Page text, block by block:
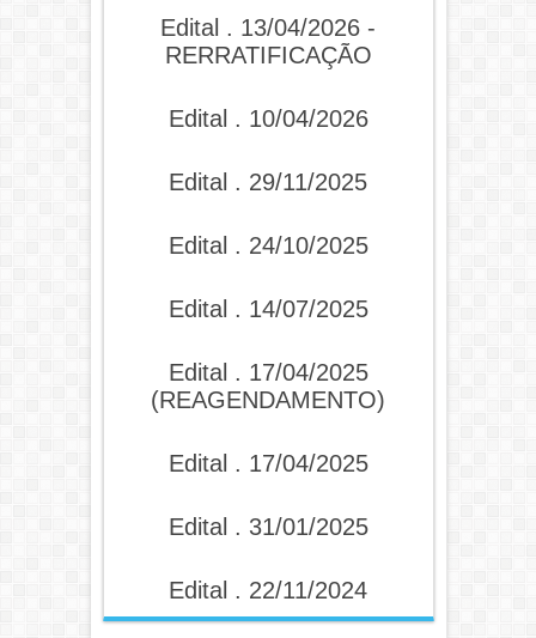
Edital . 13/04/2026 -
RERRATIFICAÇÃO
Edital . 10/04/2026
Edital . 29/11/2025
Edital . 24/10/2025
Edital . 14/07/2025
Edital . 17/04/2025
(REAGENDAMENTO)
Edital . 17/04/2025
Edital . 31/01/2025
Edital . 22/11/2024